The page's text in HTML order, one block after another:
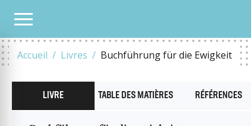
Accueil Livres Buchführung für die Ewigkeit
NOTRE CATALOGUE
LIVRE TABLE DES MATIÈRES RÉFÉRENCES